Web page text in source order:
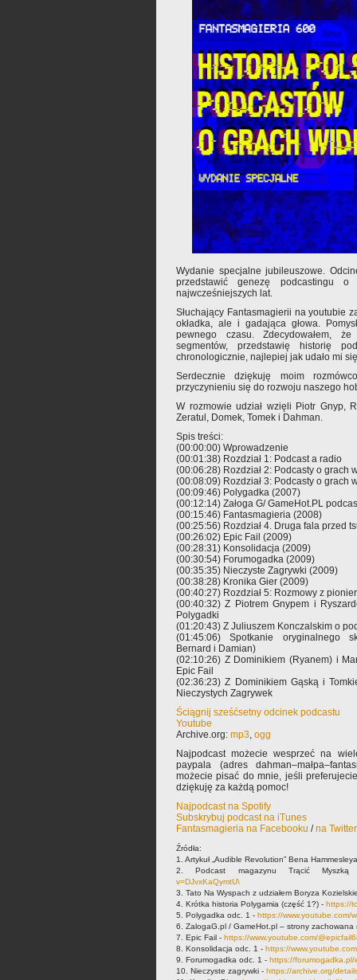
Wydanie specjalne jubileuszowe.
przedstawić genezę podcastingu
najwcześniejszych lat.
Słuchający Fantasmagierii na youtubie
okładka, ale i gadająca głowa.
pewnego czasu. Zdecydowałem,
segmentów, przedstawię historię
chronologicznie, najlepiej jak udało mi
Serdecznie dziękuję moim
przyczynieniu się do rozwoju naszego
W rozmowie udział wzięli Piotr Gnyp,
Zeratul, Domek, Tomek i Dahman.
Spis treści:
(00:00:00) Wprowadzenie
(00:01:38) Rozdział 1: Podcast a radio
(00:06:28) Rozdział 2: Podcasty o grach
(00:08:09) Rozdział 3: Podcasty o grach
(00:09:46) Polygadka (2007)
(00:12:14) Załoga G/ GameHot.PL
(00:15:46) Fantasmagieria (2008)
(00:25:56) Rozdział 4. Druga fala przed
(00:26:02) Epic Fail (2009)
(00:28:31) Konsolidacja (2009)
(00:30:54) Forumogadka (2009)
(00:35:35) Nieczyste Zagrywki (2009)
(00:38:28) Kronika Gier (2009)
(00:40:27) Rozdział 5: Rozmowy z
(00:40:32) Z Piotrem Gnypem i
Polygadki
(01:20:43) Z Juliuszem Konczalskim o
(01:45:06) Spotkanie oryginalnego
Bernard i Damian)
(02:10:26) Z Dominikiem (Ryanem) i
Epic Fail
(02:36:23) Z Dominikiem Gąską i
Nieczystych Zagrywek
Ściągnij sześćsetny odcinek podcastu
Youtube
Archive.org: mp3, ogg
Najpodcast możecie wesprzeć na
paypala (adres
możecie pisać do mnie, jeśli
dziękuję za każdą pomoc!
Najpodcast na Spotify
Subskrybuj podcast na iTunes
Fantasmagieria na Facebooku /na
Źródła:
1. Artykuł „Audible Revolution” Bena
2. Podcast magazynu Trącić
v=DJvxKaQymtU\
3. Tato Na Wyspach z udziałem Boryza
4. Krótka historia Polygamia (część 1?) - https://
5. Polygadka odc. 1 - https://www.youtube.com/
6. ZalogaG.pl / GameHot.pl – strony zachowana
7. Epic Fail - https://www.youtube.com/
8. Konsolidacja odc. 1 - https://
9. Forumogadka odc. 1 - https://forumogadka.pl/
10. Nieczyste zagrywki - https://archive.org/